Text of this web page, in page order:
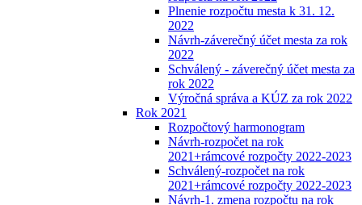
Plnenie rozpočtu mesta k 31. 12.
2022
Návrh-záverečný účet mesta za rok
2022
Schválený - záverečný účet mesta za
rok 2022
Výročná správa a KÚZ za rok 2022
Rok 2021
Rozpočtový harmonogram
Návrh-rozpočet na rok
2021+rámcové rozpočty 2022-2023
Schválený-rozpočet na rok
2021+rámcové rozpočty 2022-2023
Návrh-1. zmena rozpočtu na rok